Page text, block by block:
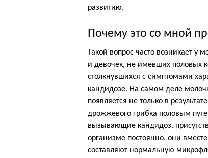
развитию.
Почему это со мной
Такой вопрос часто возникает у
и девочек, не имевших половых
столкнувшихся с симптомами
кандидозе. На самом деле
появляется не только в
дрожжевого грибка половым
вызывающие кандидоз,
организме постоянно, они
составляют нормальную